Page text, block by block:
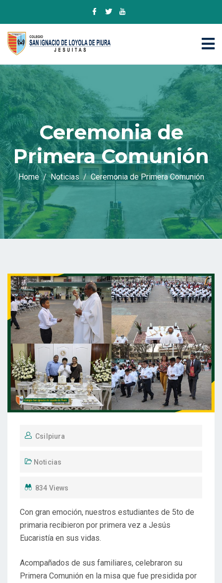
Ceremonia de
Primera Comunión
Home Noticias Ceremonia de Primera Comunión
Csilpiura
Noticias
834 Views
Con gran emoción, nuestros estudiantes de 5to de
primaria recibieron por primera vez a Jesús
Eucaristía en sus vidas.
Acompañados de sus familiares, celebraron su
Primera Comunión en la misa que fue presidida por